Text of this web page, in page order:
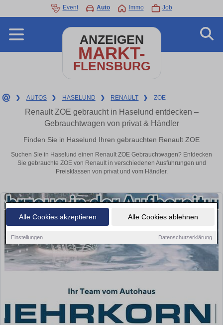
Alle Cookies akzeptieren Alle Cookies ablehnen
Einstellungen Datenschutzerklärung
Event Auto Immo Job
ANZEIGEN
MARKT-
FLENSBURG
❯ AUTOS ❯ HASELUND ❯ RENAULT ❯ ZOE
Renault ZOE gebraucht in Haselund entdecken –
Gebrauchtwagen von privat & Händler
Finden Sie in Haselund Ihren gebrauchten Renault ZOE
Suchen Sie in Haselund einen Renault ZOE Gebrauchtwagen? Entdecken
Sie gebrauchte ZOE von Renault in verschiedenen Ausführungen und
Preisklassen von privat und vom Händler.